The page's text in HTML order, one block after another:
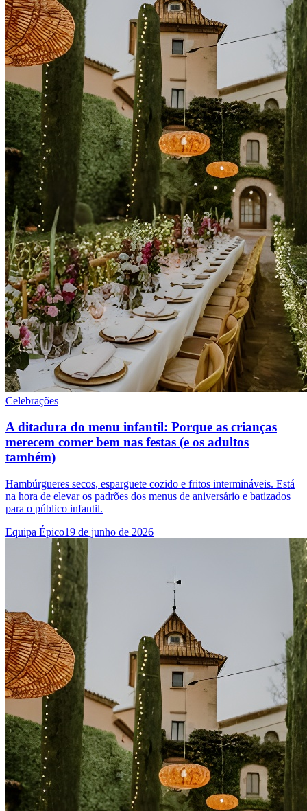
Celebrações
A ditadura do menu infantil: Porque as crianças
merecem comer bem nas festas (e os adultos
também)
Hambúrgueres secos, esparguete cozido e fritos intermináveis. Está
na hora de elevar os padrões dos menus de aniversário e batizados
para o público infantil.
Equipa Épico19 de junho de 2026